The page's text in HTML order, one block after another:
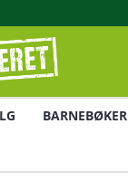
BARNEBØKER